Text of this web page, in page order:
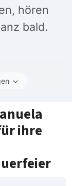
hören
bald.
ihre